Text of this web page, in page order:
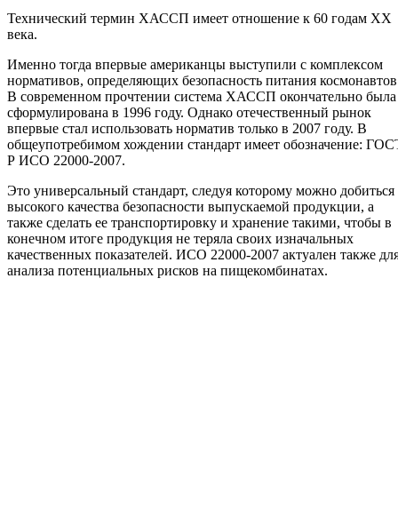
Технический термин ХАССП имеет отношение к 60 годам XX
века.
Именно тогда впервые американцы выступили с комплексом
нормативов, определяющих безопасность питания
В современном прочтении система ХАССП окончательно была
сформулирована в 1996 году. Однако отечественный рынок
впервые стал использовать норматив только в 2007 году. В
общеупотребимом хождении стандарт имеет обозначение:
Р ИСО 22000-2007.
Это универсальный стандарт, следуя которому можно добиться
высокого качества безопасности выпускаемой продукции, а
также сделать ее транспортировку и хранение такими, чтобы в
конечном итоге продукция не теряла своих изначальных
качественных показателей. ИСО 22000-2007 актуален также
анализа потенциальных рисков на пищекомбинатах.